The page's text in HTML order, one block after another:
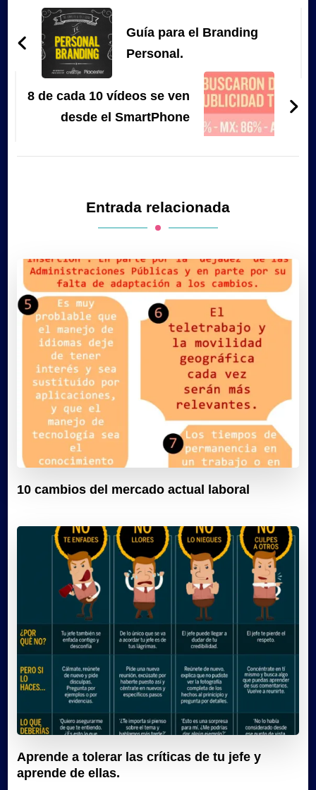
Navegación
de
entradas
Guía para el Branding
Personal.
8 de cada 10 vídeos se ven
desde el SmartPhone
Entrada relacionada
10 cambios del mercado actual laboral
Aprende a tolerar las críticas de tu jefe y
aprende de ellas.